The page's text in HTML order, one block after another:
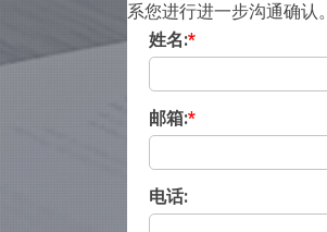
系您进行进一步沟通确认。
姓名:*
邮箱:*
电话: